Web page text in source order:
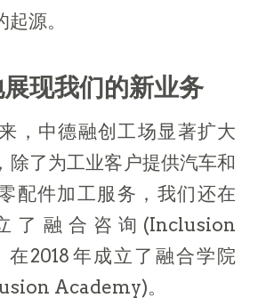
源。
现我们的新业务
，中德融创工场显著扩大
除了为工业客户提供汽车和
配件加工服务，我们还在
了融合咨询(Inclusion
2018年成立了融合学院
Academy)。